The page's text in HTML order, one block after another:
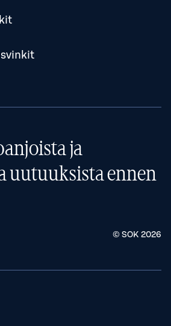
ja
uutuuksista ennen
© SOK 2026